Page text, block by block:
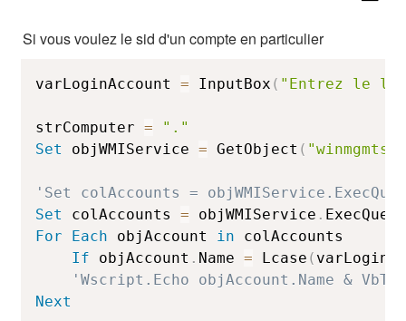
Si vous voulez le sid d'un compte en particulier
varLoginAccount = InputBox ( "Entrez le
strComputer =
"."
Set
objWMIService = GetObject (
'Set colAccounts =
Set
colAccounts = objWMIService .
For
Each objAccount in colAccounts
If objAccount . Name = Lcase (
'Wscript.Echo objAccount.Name &
Next